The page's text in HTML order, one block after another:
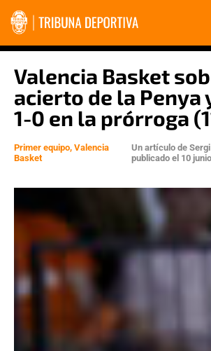
Valencia Basket
acierto de la Penya
1-0 en la prórroga
Primer equipo, Valencia
Basket
Un artículo de
publicado el 10